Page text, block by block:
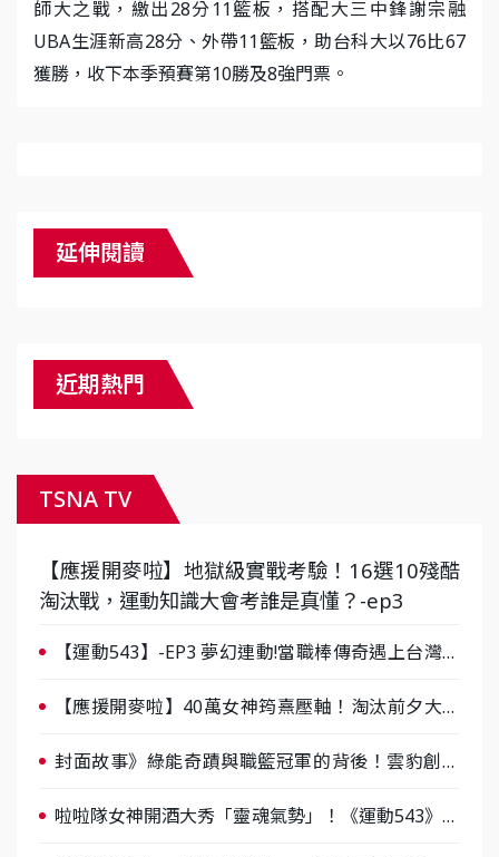
師大之戰，繳出28分11籃板，搭配大三中鋒謝宗融
UBA生涯新高28分、外帶11籃板，助台科大以76比67
獲勝，收下本季預賽第10勝及8強門票。
延伸閱讀
近期熱門
TSNA TV
【應援開麥啦】地獄級實戰考驗！16選10殘酷
淘汰戰，運動知識大會考誰是真懂？-ep3
【運動543】-EP3 夢幻連動!當職棒傳奇遇上台灣女
【應援開麥啦】40萬女神筠熹壓軸！淘汰前夕大混
封面故事》綠能奇蹟與職籃冠軍的背後！雲豹創辦
啦啦隊女神開酒大秀「靈魂氣勢」！《運動543》微